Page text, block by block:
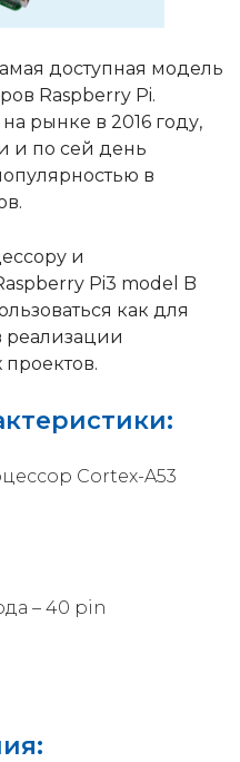
доступная модель
Raspberry Pi.
рынке в 2016 году,
и по сей день
в
и
Pi3 model B
как для
реализации
Cortex-A53
– 40 pin